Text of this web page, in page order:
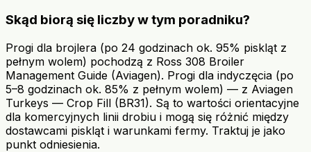
Skąd biorą się liczby w tym poradniku?
Progi dla brojlera (po 24 godzinach ok. 95% piskląt z
pełnym wolem) pochodzą z Ross 308 Broiler
Management Guide (Aviagen). Progi dla indyczęcia (po
5–8 godzinach ok. 85% z pełnym wolem) — z Aviagen
Turkeys — Crop Fill (BR31). Są to wartości orientacyjne
dla komercyjnych linii drobiu i mogą się różnić między
dostawcami piskląt i warunkami fermy. Traktuj je jako
punkt odniesienia.